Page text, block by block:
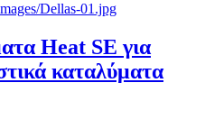
Heat SE για
καταλύματα